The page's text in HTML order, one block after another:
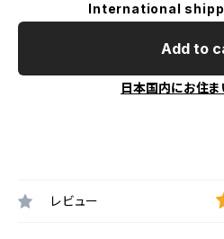
International
Add to
日本国内にお住
レビュー